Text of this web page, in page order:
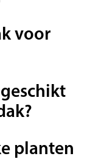
voor
planten